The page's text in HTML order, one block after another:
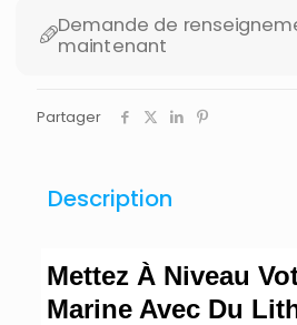
Demande de
maintenant
Partager
Description
Mettez À Niveau
Marine Avec Du